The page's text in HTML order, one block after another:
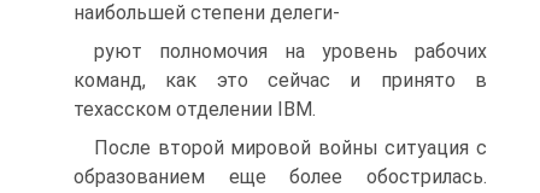
наибольшей степени делеги-
руют полномочия на уровень рабочих
команд, как это сейчас и принято в
техасском отделении IBM.
После второй мировой войны ситуация с
образованием еще более обострилась.